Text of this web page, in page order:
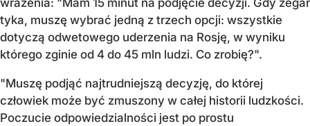
wrażenia: "Mam 15 minut na podjęcie decyzji. Gdy zegar
tyka, muszę wybrać jedną z trzech opcji: wszystkie
dotyczą odwetowego uderzenia na Rosję, w wyniku
którego zginie od 4 do 45 mln ludzi. Co zrobię?".
"Muszę podjąć najtrudniejszą decyzję, do której
człowiek może być zmuszony w całej historii ludzkości.
Poczucie odpowiedzialności jest po prostu